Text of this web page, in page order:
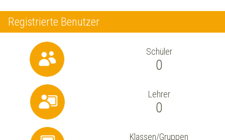
Registrierte Benutzer
Schüler
0
Lehrer
0
Klassen/Gruppen